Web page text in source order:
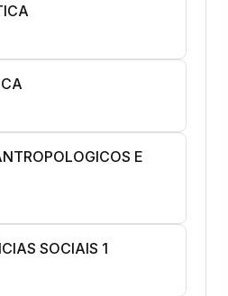
E
SOCIAIS 1